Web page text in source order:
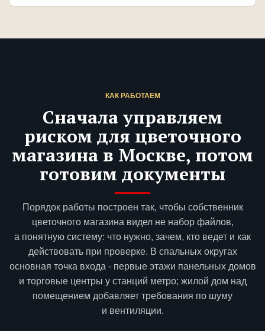
КАК РАБОТАЕМ
Сначала управляем
риском для цветочного
магазина в Москве, потом
готовим документы
Порядок работы построен так, чтобы собственник
цветочного магазина видел не набор файлов,
а понятную систему: что нужно, зачем, кто ведет и как
действовать при проверке. В спальных округах
основная точка входа - первые этажи панельных домов
и торговые центры у станций метро; жилой дом над
помещением добавляет требования по шуму
и вентиляции.